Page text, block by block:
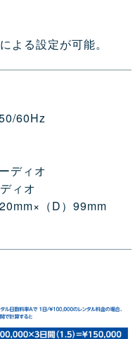
る設定が可能。
60Hz
ディオ
ィオ
（D）99mm